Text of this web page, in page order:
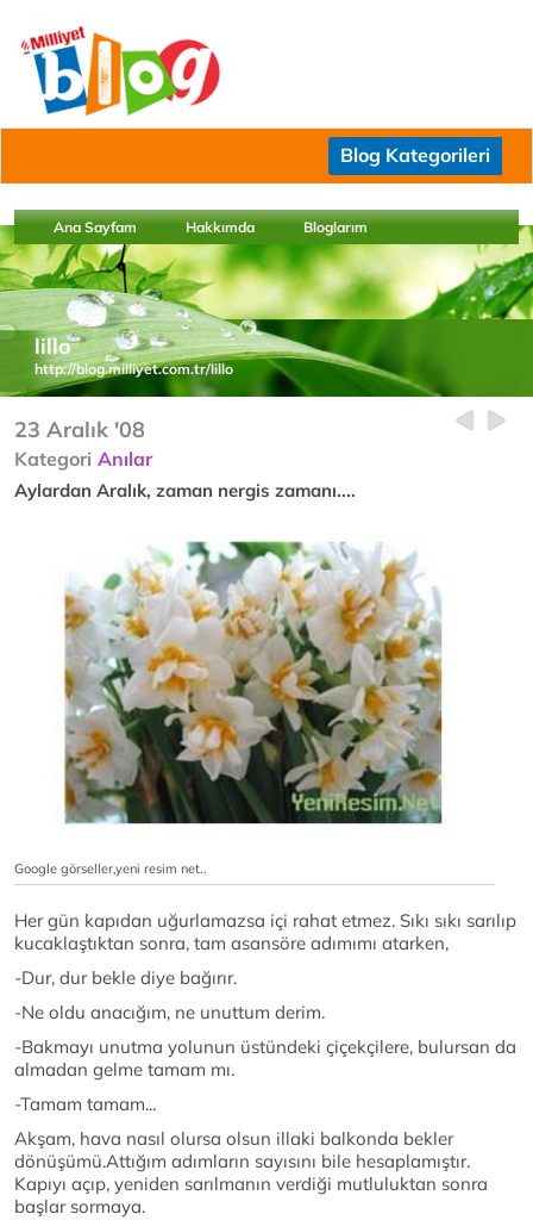
Blog Kategorileri
Ana Sayfam Hakkımda Bloglarım
lillo
http://blog.milliyet.com.tr/lillo
23 Aralık '08
Kategori Anılar
Aylardan Aralık, zaman nergis zamanı....
Google görseller,yeni resim net..
Her gün kapıdan uğurlamazsa içi rahat etmez. Sıkı sıkı sarılıp
kucaklaştıktan sonra, tam asansöre adımımı atarken,
-Dur, dur bekle diye bağırır.
-Ne oldu anacığım, ne unuttum derim.
-Bakmayı unutma yolunun üstündeki çiçekçilere, bulursan da
almadan gelme tamam mı.
-Tamam tamam...
Akşam, hava nasıl olursa olsun illaki balkonda bekler
dönüşümü.Attığım adımların sayısını bile hesaplamıştır.
Kapıyı açıp, yeniden sarılmanın verdiği mutluluktan sonra
başlar sormaya.